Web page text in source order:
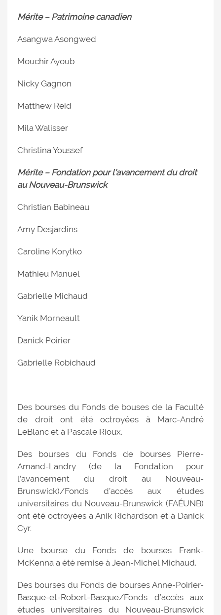
Mérite – Patrimoine canadien
Asangwa Asongwed
Mouchir Ayoub
Nicky Gagnon
Matthew Reid
Mila Walisser
Christina Youssef
Mérite – Fondation pour l’avancement du droit
au Nouveau-Brunswick
Christian Babineau
Amy Desjardins
Caroline Korytko
Mathieu Manuel
Gabrielle Michaud
Yanik Morneault
Danick Poirier
Gabrielle Robichaud
Des bourses du Fonds de bouses de la Faculté
de droit ont été octroyées à Marc-André
LeBlanc et à Pascale Rioux.
Des bourses du Fonds de bourses Pierre-
Amand-Landry (de la Fondation pour
l’avancement du droit au Nouveau-
Brunswick)/Fonds d’accès aux études
universitaires du Nouveau-Brunswick (FAÉUNB)
ont été octroyées à Anik Richardson et à Danick
Cyr.
Une bourse du Fonds de bourses Frank-
McKenna a été remise à Jean-Michel Michaud.
Des bourses du Fonds de bourses Anne-Poirier-
Basque-et-Robert-Basque/Fonds d’accès aux
études universitaires du Nouveau-Brunswick